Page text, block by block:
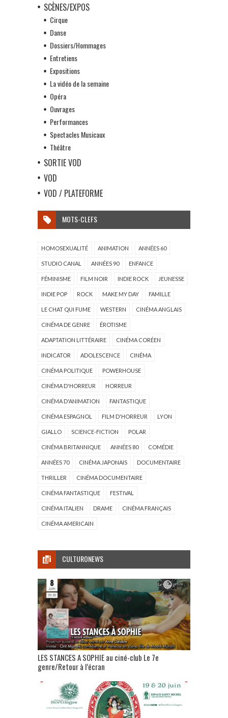
SCÈNES/EXPOS
Cirque
Danse
Dossiers/Hommages
Entretiens
Expositions
La vidéo de la semaine
Opéra
Ouvrages
Performances
Spectacles Musicaux
Théâtre
SORTIE VOD
VOD
VOD / PLATEFORME
MOTS-CLEFS
HOMOSEXUALITÉ ANIMATION ANNÉES 60
STUDIO CANAL ANNÉES 90 ENFANCE
FÉMINISME FILM NOIR INDIE ROCK JEUNESSE
INDIE POP ROCK MAKE MY DAY FAMILLE
LE CHAT QUI FUME WESTERN CINÉMA ANGLAIS
CINÉMA DE GENRE ÉROTISME
ADAPTATION LITTÉRAIRE CINÉMA CORÉEN
INDICATOR ADOLESCENCE CINÉMA
CINÉMA POLITIQUE POWERHOUSE
CINÉMA D'HORREUR HORREUR
CINÉMA D'ANIMATION FANTASTIQUE
CINÉMA ESPAGNOL FILM D'HORREUR LYON
GIALLO SCIENCE-FICTION POLAR
CINÉMA BRITANNIQUE ANNÉES 80 COMÉDIE
ANNÉES 70 CINÉMA JAPONAIS DOCUMENTAIRE
THRILLER CINÉMA DOCUMENTAIRE
CINÉMA FANTASTIQUE FESTIVAL
CINÉMA ITALIEN DRAME CINÉMA FRANÇAIS
CINÉMA AMERICAIN
CULTURONEWS
LES STANCES A SOPHIE au ciné-club Le 7e
genre/Retour à l’écran